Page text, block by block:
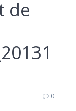
de
0